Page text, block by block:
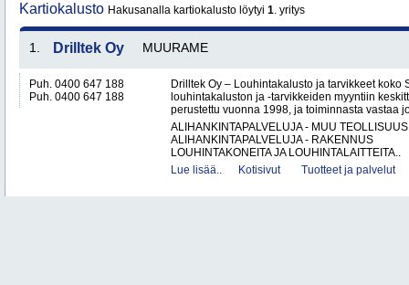
Kartiokalusto Hakusanalla kartiokalusto löytyi 1. yritys
1. Drilltek Oy MUURAME
Puh. 0400 647 188
Puh. 0400 647 188
Drilltek Oy – Louhintakalusto ja tarvikkeet koko
louhintakaluston ja -tarvikkeiden myyntiin
perustettu vuonna 1998, ja toiminnasta vastaa
ALIHANKINTAPALVELUJA - MUU TEOLLISUUS
ALIHANKINTAPALVELUJA - RAKENNUS
LOUHINTAKONEITA JA LOUHINTALAITTEITA..
Lue lisää..
Kotisivut Tuotteet ja palvelut